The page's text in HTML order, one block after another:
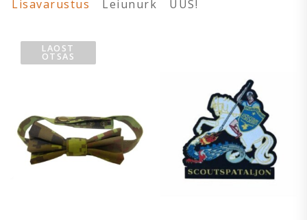
Lisavarustus
Leiunurk UUS!
LAOST
OTSAS